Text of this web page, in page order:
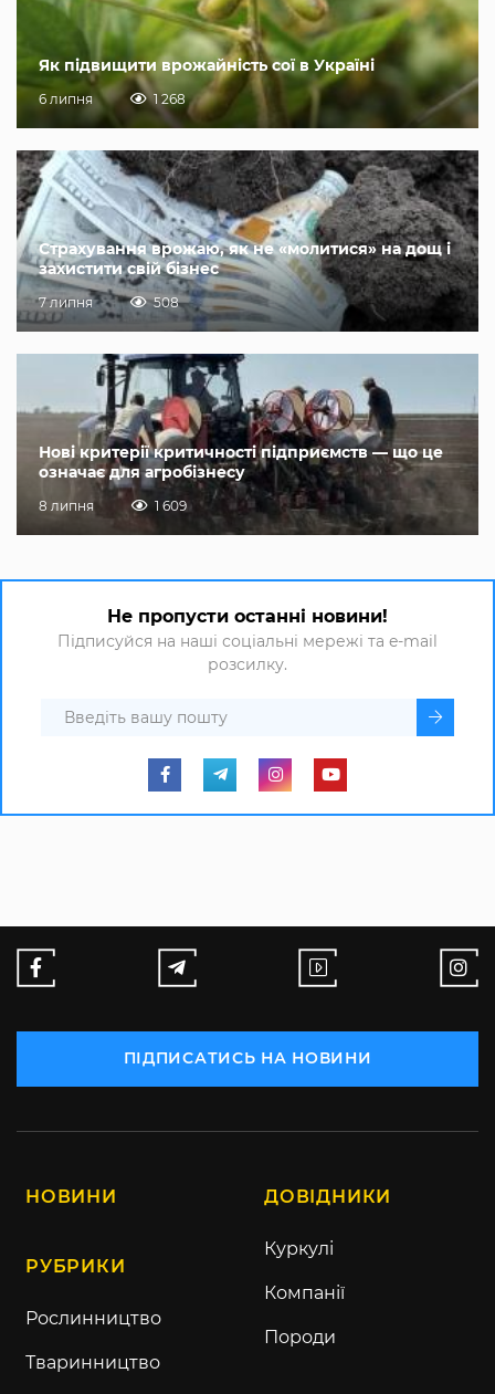
Як підвищити врожайність сої в Україні
6 липня 1 268
Страхування врожаю, як не «молитися» на дощ і
захистити свій бізнес
7 липня 508
Нові критерії критичності підприємств — що це
означає для агробізнесу
8 липня 1 609
Не пропусти останні новини!
Підписуйся на наші соціальні мережі та e-mail
розсилку.
ПІДПИСАТИСЬ НА НОВИНИ
НОВИНИ
РУБРИКИ
Рослинництво
Тваринництво
ДОВІДНИКИ
Куркулі
Компанії
Породи